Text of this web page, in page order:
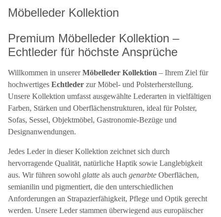
Möbelleder Kollektion
Premium Möbelleder Kollektion –
Echtleder für höchste Ansprüche
Willkommen in unsererMöbelleder Kollektion – Ihrem Ziel für
hochwertiges Echtleder zur Möbel- und Polsterherstellung.
Unsere Kollektion umfasst ausgewählte Lederarten in vielfältigen
Farben, Stärken und Oberflächenstrukturen, ideal für Polster,
Sofas, Sessel, Objektmöbel, Gastronomie-Bezüge und
Designanwendungen.
Jedes Leder in dieser Kollektion zeichnet sich durch
hervorragende Qualität, natürliche Haptik sowie Langlebigkeit
aus. Wir führen sowohl glatte als auch genarbte Oberflächen,
semianilin und pigmentiert, die den unterschiedlichen
Anforderungen an Strapazierfähigkeit, Pflege und Optik gerecht
werden. Unsere Leder stammen überwiegend aus europäischer